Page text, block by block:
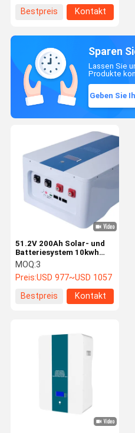
Bestpreis
Kontakt
Sparen
Lassen Sie
Produkte
Geben Sie
51.2V 200Ah Solar- und
Batteriesystem 10kwh
Powerwall
Energiespeicherbatterie
MOQ:3
Preis:USD 977~USD 1057
Bestpreis
Kontakt